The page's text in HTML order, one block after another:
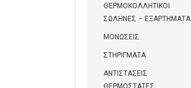
ΘΕΡΜΟΚΟΛΛΗΤΙΚΟΙ
ΣΩΛΗΝΕΣ – ΕΞΑΡΤΗΜΑΤΑ
ΜΟΝΩΣΕΙΣ
ΣΤΗΡΙΓΜΑΤΑ
ΑΝΤΙΣΤΑΣΕΙΣ
ΘΕΡΜΟΣΤΑΤΕΣ